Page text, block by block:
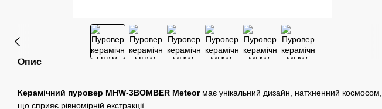
Опис
Керамічний пуровер MHW-3BOMBER Meteor має унікальний дизайн, натхненний космосом,
що сприяє рівномірній екстракції.